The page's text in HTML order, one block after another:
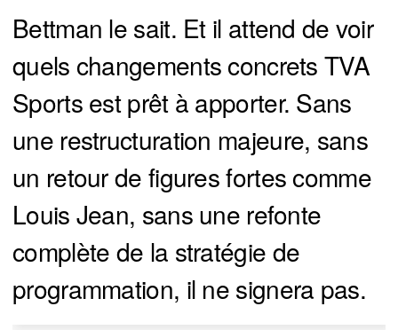
Bettman le sait. Et il attend de voir
quels changements concrets TVA
Sports est prêt à apporter. Sans
une restructuration majeure, sans
un retour de figures fortes comme
Louis Jean, sans une refonte
complète de la stratégie de
programmation, il ne signera pas.